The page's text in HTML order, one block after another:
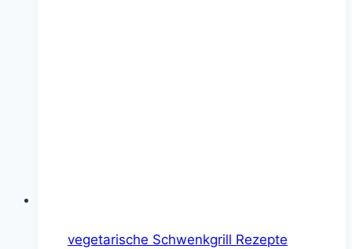
vegetarische Schwenkgrill Rezepte